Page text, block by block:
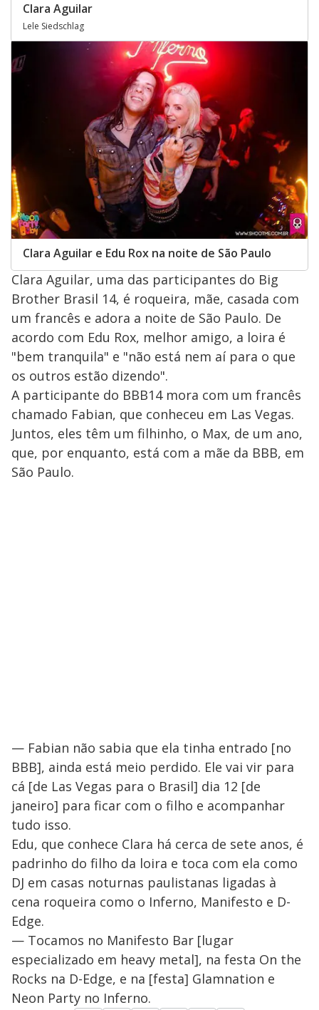
Clara Aguilar
Lele Siedschlag
Clara Aguilar e Edu Rox na noite de São Paulo
Clara Aguilar, uma das participantes do Big
Brother Brasil 14, é roqueira, mãe, casada com
um francês e adora a noite de São Paulo. De
acordo com Edu Rox, melhor amigo, a loira é
"bem tranquila" e "não está nem aí para o que
os outros estão dizendo".
A participante do BBB14 mora com um francês
chamado Fabian, que conheceu em Las Vegas.
Juntos, eles têm um filhinho, o Max, de um ano,
que, por enquanto, está com a mãe da BBB, em
São Paulo.
— Fabian não sabia que ela tinha entrado [no
BBB], ainda está meio perdido. Ele vai vir para
cá [de Las Vegas para o Brasil] dia 12 [de
janeiro] para ficar com o filho e acompanhar
tudo isso.
Edu, que conhece Clara há cerca de sete anos, é
padrinho do filho da loira e toca com ela como
DJ em casas noturnas paulistanas ligadas à
cena roqueira como o Inferno, Manifesto e D-
Edge.
— Tocamos no Manifesto Bar [lugar
especializado em heavy metal], na festa On the
Rocks na D-Edge, e na [festa] Glamnation e
Neon Party no Inferno.